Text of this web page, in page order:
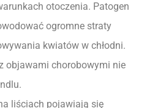
otoczenia. Patogen
ogromne straty
kwiatów w chłodni.
objawami chorobowymi nie
liściach pojawiają się